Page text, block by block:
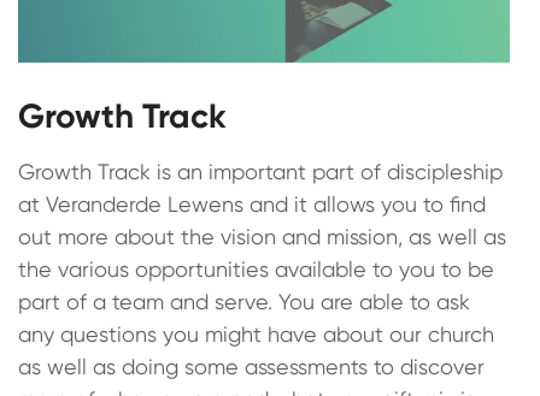
Growth Track
Growth Track is an important part of discipleship
at Veranderde Lewens and it allows you to find
out more about the vision and mission, as well as
the various opportunities available to you to be
part of a team and serve. You are able to ask
any questions you might have about our church
as well as doing some assessments to discover